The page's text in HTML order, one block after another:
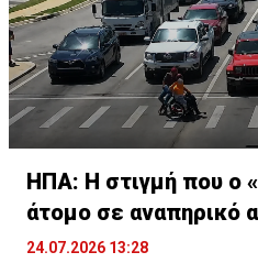
ΗΠΑ: Η στιγμή που ο
άτομο σε αναπηρικό
24.07.2026 13:28